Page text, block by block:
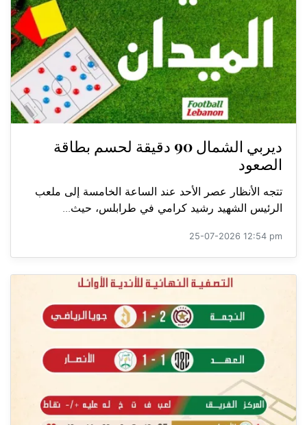
ديربي الشمال 90 دقيقة لحسم بطاقة
الصعود
تتجه الأنظار عصر الأحد عند الساعة الخامسة إلى ملعب
الرئيس الشهيد رشيد كرامي في طرابلس، حيث...
25-07-2026 12:54 pm